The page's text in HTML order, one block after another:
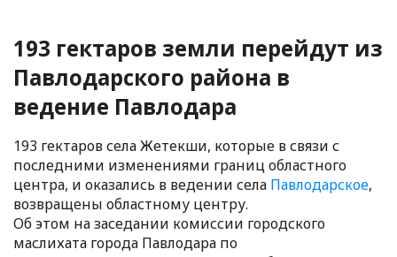
193 гектаров земли перейдут из
Павлодарского района в
ведение Павлодара
193 гектаров села Жетекши, которые в связи с
последними изменениями границ областного
центра, и оказались в ведении села Павлодарское,
возвращены областному центру.
Об этом на заседании комиссии городского
маслихата города Павлодара по